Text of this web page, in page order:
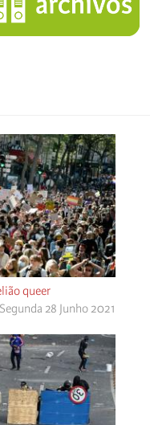
queer
Segunda 28 Junho 2021